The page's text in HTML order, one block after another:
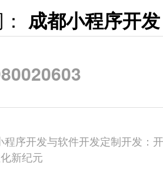
成都小程序开发
程序开发与软件开发定制开发：开
新纪元